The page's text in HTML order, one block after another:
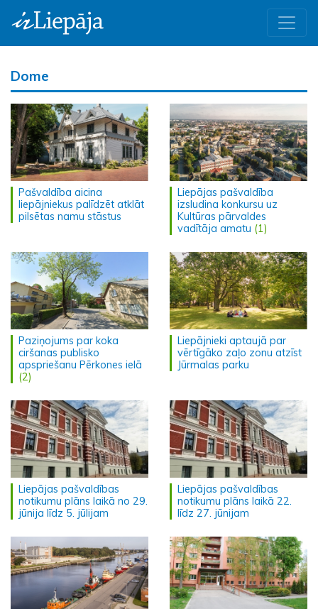
Dome
Pašvaldība aicina
liepājniekus palīdzēt atklāt
pilsētas namu stāstus
Liepājas pašvaldība
izsludina konkursu uz
Kultūras pārvaldes
vadītāja amatu (1)
Paziņojums par koka
ciršanas publisko
apspriešanu Pērkones ielā
(2)
Liepājnieki aptaujā par
vērtīgāko zaļo zonu atzīst
Jūrmalas parku
Liepājas pašvaldības
notikumu plāns laikā no 29.
jūnija līdz 5. jūlijam
Liepājas pašvaldības
notikumu plāns laikā 22.
līdz 27. jūnijam